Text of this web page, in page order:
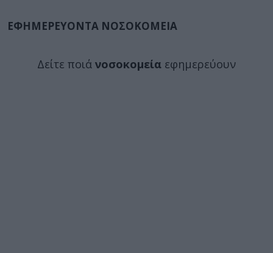
ΕΦΗΜΕΡΕΥΟΝΤΑ ΝΟΣΟΚΟΜΕΙΑ
Δείτε ποιά νοσοκομεία εφημερεύουν